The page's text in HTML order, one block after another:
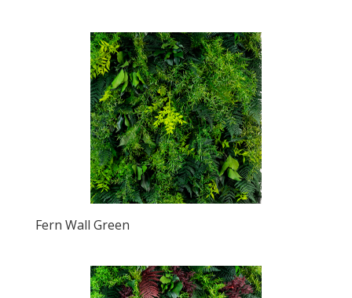
Fern Wall Green